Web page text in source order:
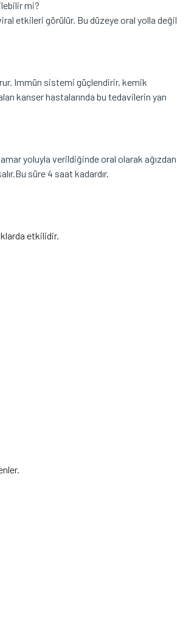
mi?
etkileri görülür. Bu düzeye oral yolla değil
Immün sistemi güçlendirir, kemik
kanser hastalarında bu tedavilerin yan
yoluyla verildiğinde oral olarak ağızdan
süre 4 saat kadardır.
etkilidir.